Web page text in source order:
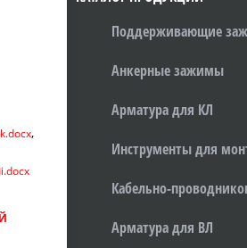
,
Поддерживающие
Анкерные зажимы
Арматура для КЛ
Инструменты для
Кабельно-
Арматура для ВЛ